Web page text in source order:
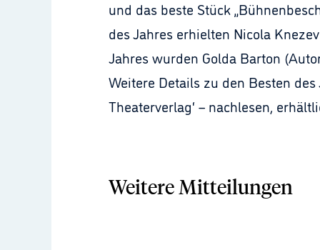
und das beste Stück
des Jahres erhielten Nicola
Jahres wurden Golda Barton
Weitere Details zu den Besten
Theaterverlag‘ – nachlesen,
Weitere Mitteilungen